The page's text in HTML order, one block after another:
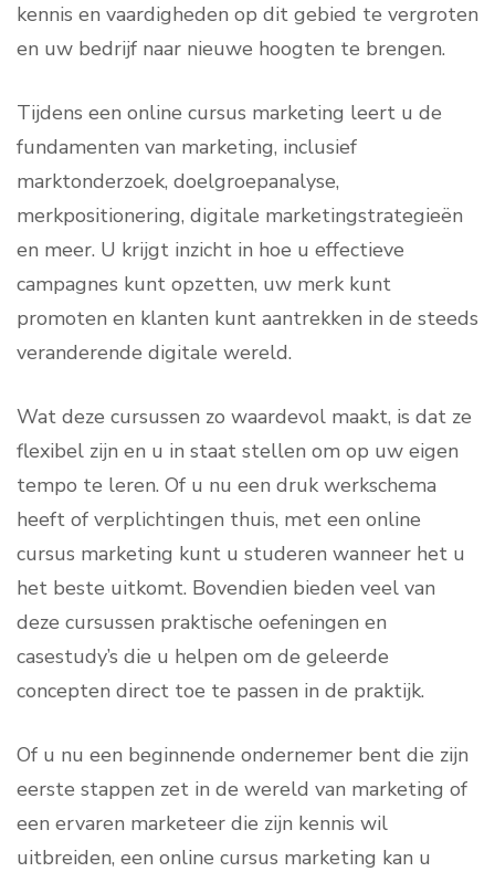
kennis en vaardigheden op dit gebied te vergroten
en uw bedrijf naar nieuwe hoogten te brengen.
Tijdens een online cursus marketing leert u de
fundamenten van marketing, inclusief
marktonderzoek, doelgroepanalyse,
merkpositionering, digitale marketingstrategieën
en meer. U krijgt inzicht in hoe u effectieve
campagnes kunt opzetten, uw merk kunt
promoten en klanten kunt aantrekken in de steeds
veranderende digitale wereld.
Wat deze cursussen zo waardevol maakt, is dat ze
flexibel zijn en u in staat stellen om op uw eigen
tempo te leren. Of u nu een druk werkschema
heeft of verplichtingen thuis, met een online
cursus marketing kunt u studeren wanneer het u
het beste uitkomt. Bovendien bieden veel van
deze cursussen praktische oefeningen en
casestudy’s die u helpen om de geleerde
concepten direct toe te passen in de praktijk.
Of u nu een beginnende ondernemer bent die zijn
eerste stappen zet in de wereld van marketing of
een ervaren marketeer die zijn kennis wil
uitbreiden, een online cursus marketing kan u